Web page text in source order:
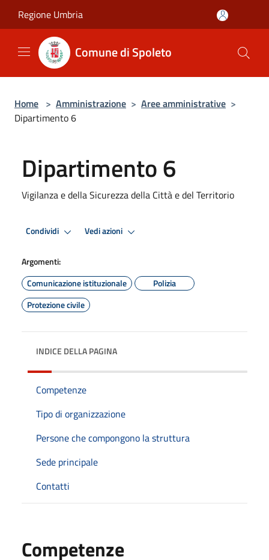
Regione Umbria
Comune di Spoleto
Home > Amministrazione > Aree amministrative >
Dipartimento 6
Dipartimento 6
Vigilanza e della Sicurezza della Città e del Territorio
Condividi Vedi azioni
Argomenti:
Comunicazione istituzionale
Polizia
Protezione civile
INDICE DELLA PAGINA
Competenze
Tipo di organizzazione
Persone che compongono la struttura
Sede principale
Contatti
Competenze